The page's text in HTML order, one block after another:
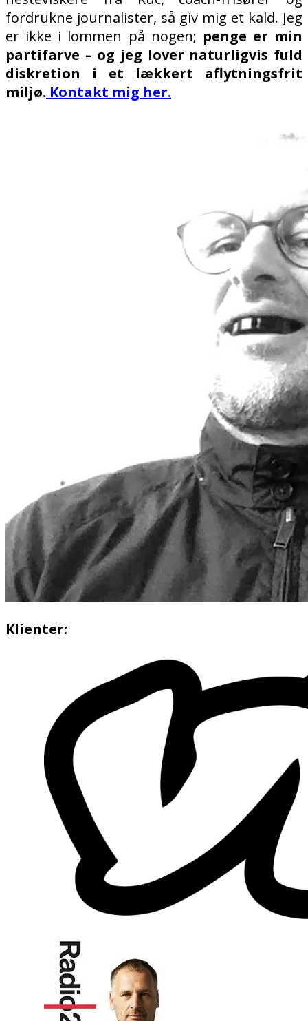
fordrukne journalister, så giv mig et kald. Jeg
er ikke i lommen på nogen; penge er min
partifarve – og jeg lover naturligvis fuld
diskretion i et lækkert aflytningsfrit
miljø. Kontakt mig her.
Klienter: